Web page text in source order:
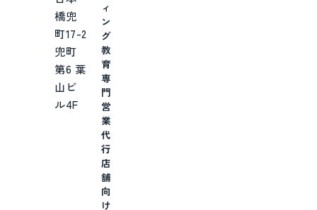
橋兜
町17-2
兜町
第6 葉
山ビ
ル4F
ィ
ン
グ
教
育
専
門
営
業
代
行
店
舗
向
け